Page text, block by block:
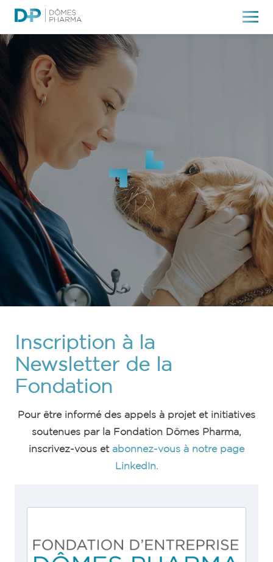
Inscription à la
Newsletter de la
Fondation
Pour être informé des appels à projet et initiatives
soutenues par la Fondation Dômes Pharma,
inscrivez-vous et abonnez-vous à notre page
LinkedIn.